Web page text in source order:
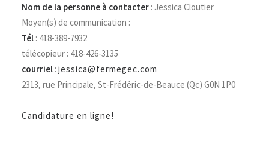
Nom de la personne à contacter : Jessica Cloutier
Moyen(s) de communication :
Tél : 418-389-7932
télécopieur : 418-426-3135
courriel : jessica@fermegec.com
2313, rue Principale, St-Frédéric-de-Beauce (Qc) G0N 1P0
Candidature en ligne!